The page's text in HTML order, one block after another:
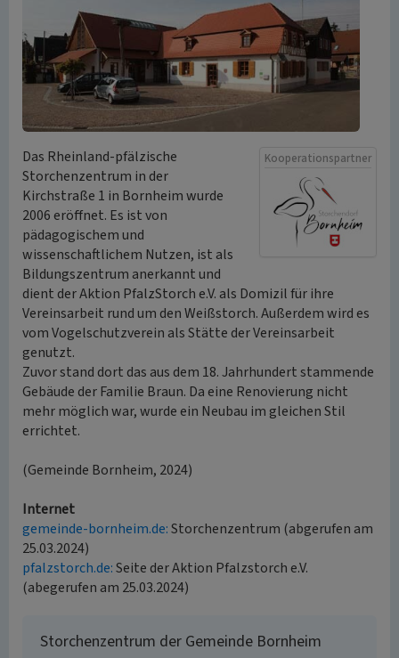
Kooperationspartner
Das Rheinland-pfälzische
Storchenzentrum in der
Kirchstraße 1 in Bornheim wurde
2006 eröffnet. Es ist von
pädagogischem und
wissenschaftlichem Nutzen, ist als
Bildungszentrum anerkannt und
dient der Aktion PfalzStorch e.V. als Domizil für ihre
Vereinsarbeit rund um den Weißstorch. Außerdem wird es
vom Vogelschutzverein als Stätte der Vereinsarbeit
genutzt.
Zuvor stand dort das aus dem 18. Jahrhundert stammende
Gebäude der Familie Braun. Da eine Renovierung nicht
mehr möglich war, wurde ein Neubau im gleichen Stil
errichtet.
(Gemeinde Bornheim, 2024)
Internet
gemeinde-bornheim.de:Storchenzentrum (abgerufen am
25.03.2024)
pfalzstorch.de:Seite der Aktion Pfalzstorch e.V.
(abegerufen am 25.03.2024)
Storchenzentrum der Gemeinde Bornheim